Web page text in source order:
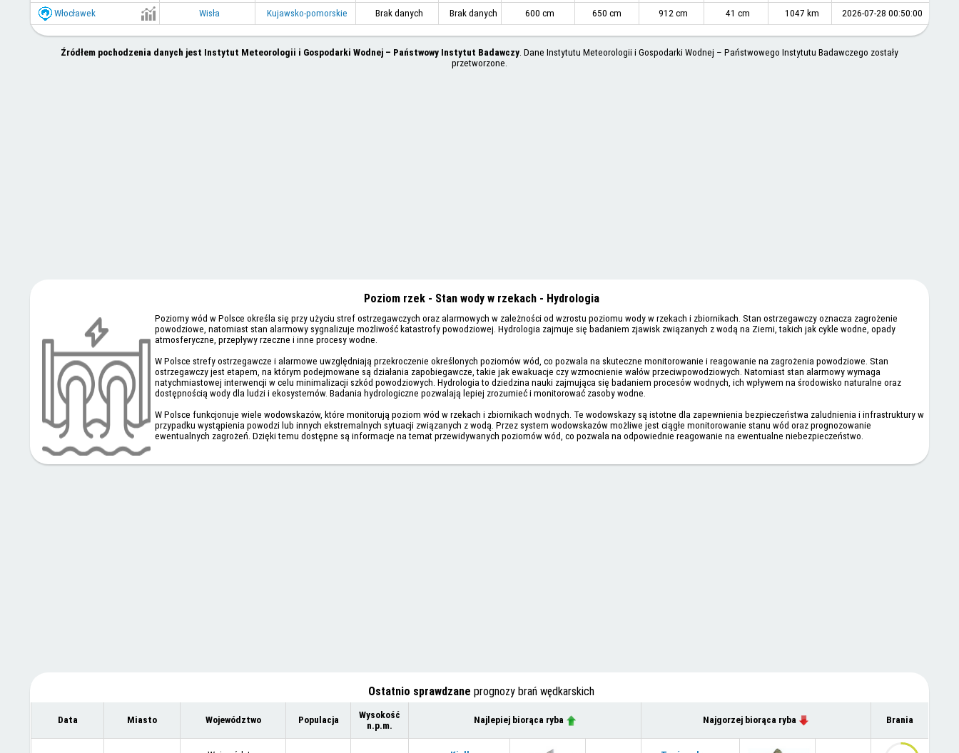
Włocławek Wisła Kujawsko-pomorskie Brak danych Brak danych 600 cm 650 cm 912 cm 41 cm 1047 km 2026-07-28 00:50:00
Źródłem pochodzenia danych jest Instytut Meteorologii i Gospodarki Wodnej – Państwowy Instytut Badawczy. Dane Instytutu Meteorologii i Gospodarki Wodnej – Państwowego Instytutu Badawczego zostały
przetworzone.
Poziom rzek - Stan wody w rzekach - Hydrologia
Poziomy wód w Polsce określa się przy użyciu stref ostrzegawczych oraz alarmowych w zależności od wzrostu poziomu wody w rzekach i zbiornikach. Stan ostrzegawczy oznacza zagrożenie
powodziowe, natomiast stan alarmowy sygnalizuje możliwość katastrofy powodziowej. Hydrologia zajmuje się badaniem zjawisk związanych z wodą na Ziemi, takich jak cykle wodne, opady
atmosferyczne, przepływy rzeczne i inne procesy wodne.
W Polsce strefy ostrzegawcze i alarmowe uwzględniają przekroczenie określonych poziomów wód, co pozwala na skuteczne monitorowanie i reagowanie na zagrożenia powodziowe. Stan
ostrzegawczy jest etapem, na którym podejmowane są działania zapobiegawcze, takie jak ewakuacje czy wzmocnienie wałów przeciwpowodziowych. Natomiast stan alarmowy wymaga
natychmiastowej interwencji w celu minimalizacji szkód powodziowych. Hydrologia to dziedzina nauki zajmująca się badaniem procesów wodnych, ich wpływem na środowisko naturalne oraz
dostępnością wody dla ludzi i ekosystemów. Badania hydrologiczne pozwalają lepiej zrozumieć i monitorować zasoby wodne.
W Polsce funkcjonuje wiele wodowskazów, które monitorują poziom wód w rzekach i zbiornikach wodnych. Te wodowskazy są istotne dla zapewnienia bezpieczeństwa zaludnienia i infrastruktury w
przypadku wystąpienia powodzi lub innych ekstremalnych sytuacji związanych z wodą. Przez system wodowskazów możliwe jest ciągłe monitorowanie stanu wód oraz prognozowanie
ewentualnych zagrożeń. Dzięki temu dostępne są informacje na temat przewidywanych poziomów wód, co pozwala na odpowiednie reagowanie na ewentualne niebezpieczeństwo.
Ostatnio sprawdzane prognozy brań wędkarskich
Data Miasto Województwo Populacja
Wysokość
n.p.m.
Najlepiej biorąca ryba Najgorzej biorąca ryba Brania